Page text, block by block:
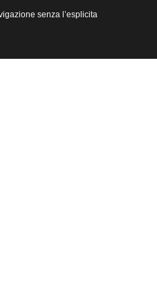
senza l’esplicita